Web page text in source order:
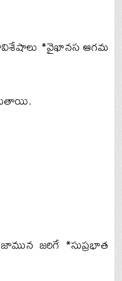
*వైఖానస ఆగమ
జరిగే *సుప్రభాత